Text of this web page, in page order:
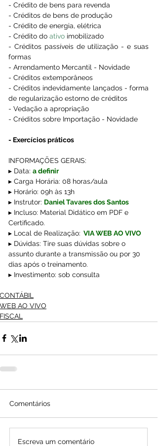
- Crédito de bens para revenda
- Créditos de bens de produção
- Crédito de energia, elétrica
- Crédito do ativo imobilizado
- Créditos passíveis de utilização - e suas
formas
- Arrendamento Mercantil - Novidade
- Créditos extemporâneos
- Créditos indevidamente lançados - forma
de regularização estorno de créditos
- Vedação a apropriação
- Créditos sobre Importação - Novidade
- Exercícios práticos
INFORMAÇÕES GERAIS:
▸ Data: a definir
▸ Carga Horária: 08 horas/aula
▸ Horário: 09h às 13h
▸ Instrutor: Daniel Tavares dos Santos
▸ Incluso: Material Didático em PDF e
Certificado.
▸ Local de Realização: VIA WEB AO VIVO
▸ Dúvidas: Tire suas dúvidas sobre o
assunto durante a transmissão ou por 30
dias após o treinamento.
▸ Investimento: sob consulta
CONTÁBIL
WEB AO VIVO
FISCAL
Comentários
Escreva um comentário